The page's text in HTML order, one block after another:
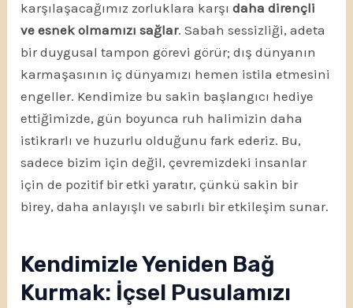
karşılaşacağımız zorluklara karşıdaha dirençli
ve esnek olmamızı sağlar. Sabah sessizliği, adeta
bir duygusal tampon görevi görür; dış dünyanın
karmaşasının iç dünyamızı hemen istila etmesini
engeller. Kendimize bu sakin başlangıcı hediye
ettiğimizde, gün boyunca ruh halimizin daha
istikrarlı ve huzurlu olduğunu fark ederiz. Bu,
sadece bizim için değil, çevremizdeki insanlar
için de pozitif bir etki yaratır, çünkü sakin bir
birey, daha anlayışlı ve sabırlı bir etkileşim sunar.
Kendimizle Yeniden Bağ
Kurmak: İçsel Pusulamızı